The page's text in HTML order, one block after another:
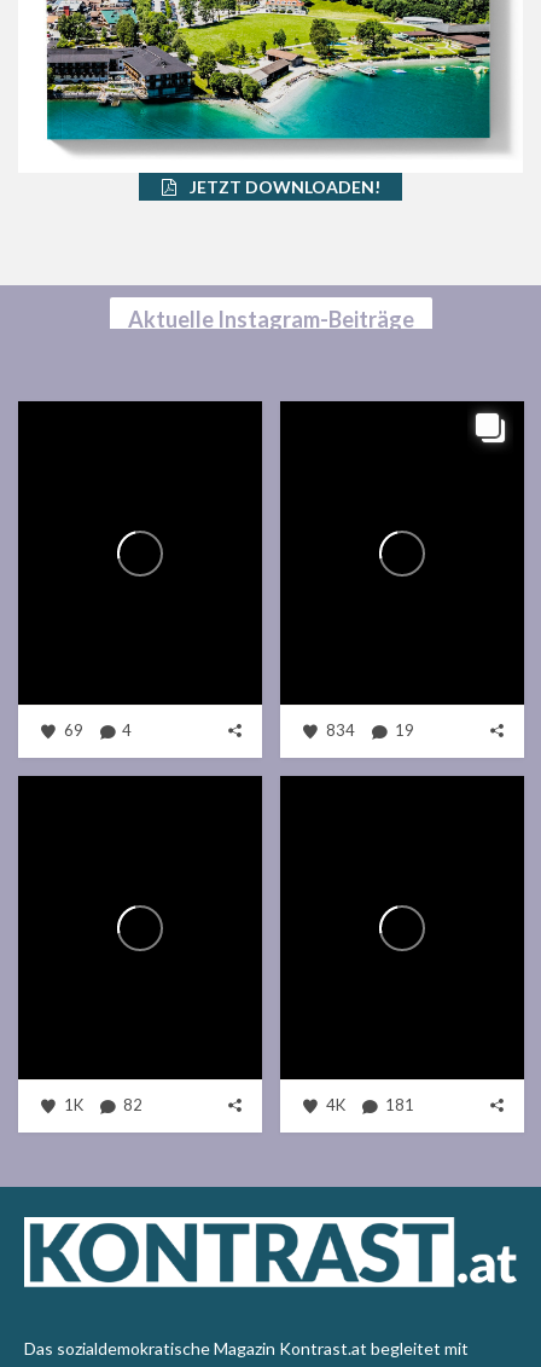
JETZT DOWNLOADEN!
Aktuelle Instagram-Beiträge
69 4 834 19
1K 82 4K 181
Das sozialdemokratische Magazin Kontrast.at begleitet mit